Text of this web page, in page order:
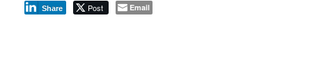
Share Post Email